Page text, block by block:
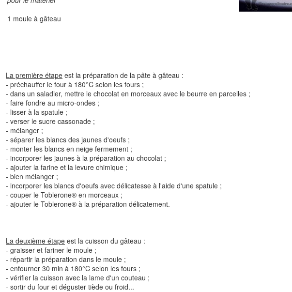
1 moule à gâteau
La première étape est la préparation de la pâte à gâteau :
- préchauffer le four à 180°C selon les fours ;
- dans un saladier, mettre le chocolat en morceaux avec le beurre en parcelles ;
- faire fondre au micro-ondes ;
- lisser à la spatule ;
- verser le sucre cassonade ;
- mélanger ;
- séparer les blancs des jaunes d'oeufs ;
- monter les blancs en neige fermement ;
- incorporer les jaunes à la préparation au chocolat ;
- ajouter la farine et la levure chimique ;
- bien mélanger ;
- incorporer les blancs d'oeufs avec délicatesse à l'aide d'une spatule ;
- couper le Toblerone® en morceaux ;
- ajouter le Toblerone® à la préparation délicatement.
La deuxième étape est la cuisson du gâteau :
- graisser et fariner le moule ;
- répartir la préparation dans le moule ;
- enfourner 30 min à 180°C selon les fours ;
- vérifier la cuisson avec la lame d'un couteau ;
- sortir du four et déguster tiède ou froid...
Tapenade verte aux amandes
4
2